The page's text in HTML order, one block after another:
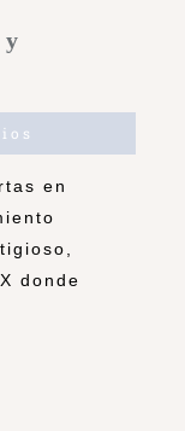
en
donde